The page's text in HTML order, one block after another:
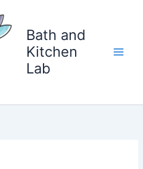
Bath and
Kitchen
Lab